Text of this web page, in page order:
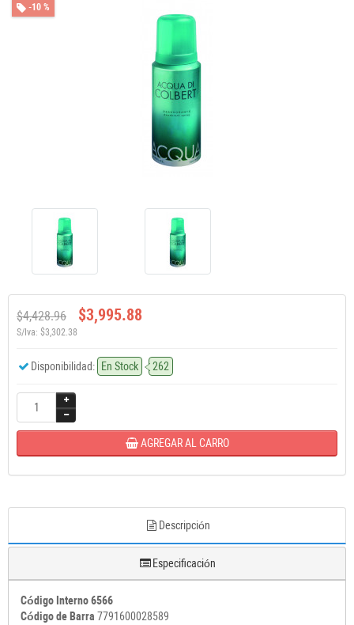
-10 %
$4,428.96 $3,995.88
S/Iva: $3,302.38
Disponibilidad: En Stock 262
AGREGAR AL CARRO
Descripción
Especificación
Código Interno 6566
Código de Barra 7791600028589